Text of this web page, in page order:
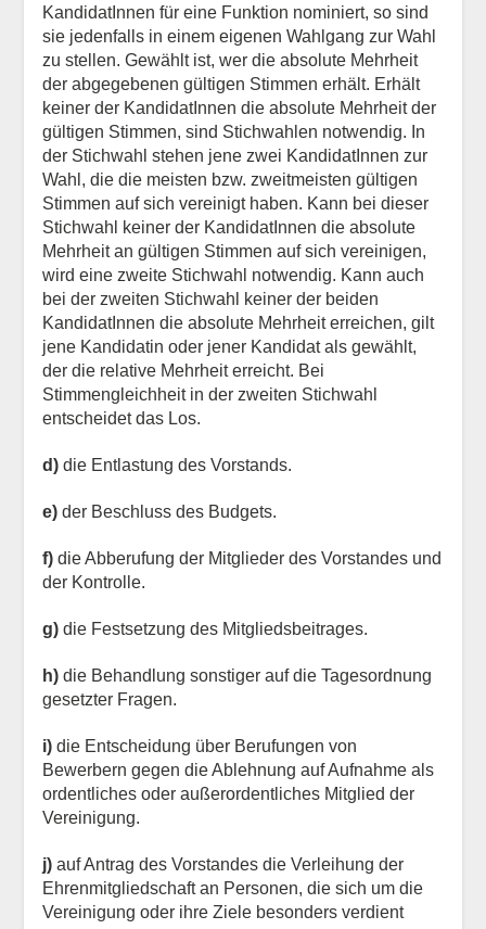
KandidatInnen für eine Funktion nominiert, so sind
sie jedenfalls in einem eigenen Wahlgang zur Wahl
zu stellen. Gewählt ist, wer die absolute Mehrheit
der abgegebenen gültigen Stimmen erhält. Erhält
keiner der KandidatInnen die absolute Mehrheit der
gültigen Stimmen, sind Stichwahlen notwendig. In
der Stichwahl stehen jene zwei KandidatInnen zur
Wahl, die die meisten bzw. zweitmeisten gültigen
Stimmen auf sich vereinigt haben. Kann bei dieser
Stichwahl keiner der KandidatInnen die absolute
Mehrheit an gültigen Stimmen auf sich vereinigen,
wird eine zweite Stichwahl notwendig. Kann auch
bei der zweiten Stichwahl keiner der beiden
KandidatInnen die absolute Mehrheit erreichen, gilt
jene Kandidatin oder jener Kandidat als gewählt,
der die relative Mehrheit erreicht. Bei
Stimmengleichheit in der zweiten Stichwahl
entscheidet das Los.
d)die Entlastung des Vorstands.
e)der Beschluss des Budgets.
f)die Abberufung der Mitglieder des Vorstandes und
der Kontrolle.
g)die Festsetzung des Mitgliedsbeitrages.
h)die Behandlung sonstiger auf die Tagesordnung
gesetzter Fragen.
i)die Entscheidung über Berufungen von
Bewerbern gegen die Ablehnung auf Aufnahme als
ordentliches oder außerordentliches Mitglied der
Vereinigung.
j)auf Antrag des Vorstandes die Verleihung der
Ehrenmitgliedschaft an Personen, die sich um die
Vereinigung oder ihre Ziele besonders verdient